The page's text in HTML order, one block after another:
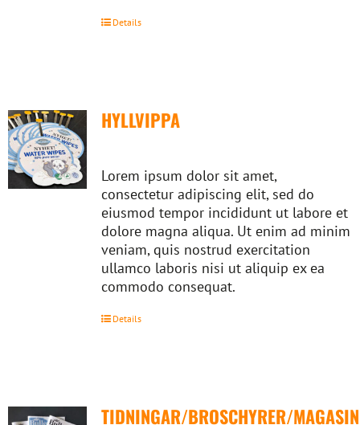
Details
HYLLVIPPA
Lorem ipsum dolor sit amet,
consectetur adipiscing elit, sed do
eiusmod tempor incididunt ut labore et
dolore magna aliqua. Ut enim ad minim
veniam, quis nostrud exercitation
ullamco laboris nisi ut aliquip ex ea
commodo consequat.
Details
TIDNINGAR/BROSCHYRER/MAGASIN